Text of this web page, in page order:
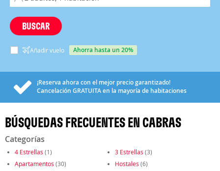
BUSCAR
Añadir vuelo ahorra hasta un 20%
¡Reserva ahora con el mejor precio garantizado!
Cancelación GRATUITAen la mayoría de habitaciones
BÚSQUEDAS FRECUENTES EN CABRAS
Categorías
4 Estrellas (1) 3 Estrellas (3)
Apartamentos (30) Hostales (6)